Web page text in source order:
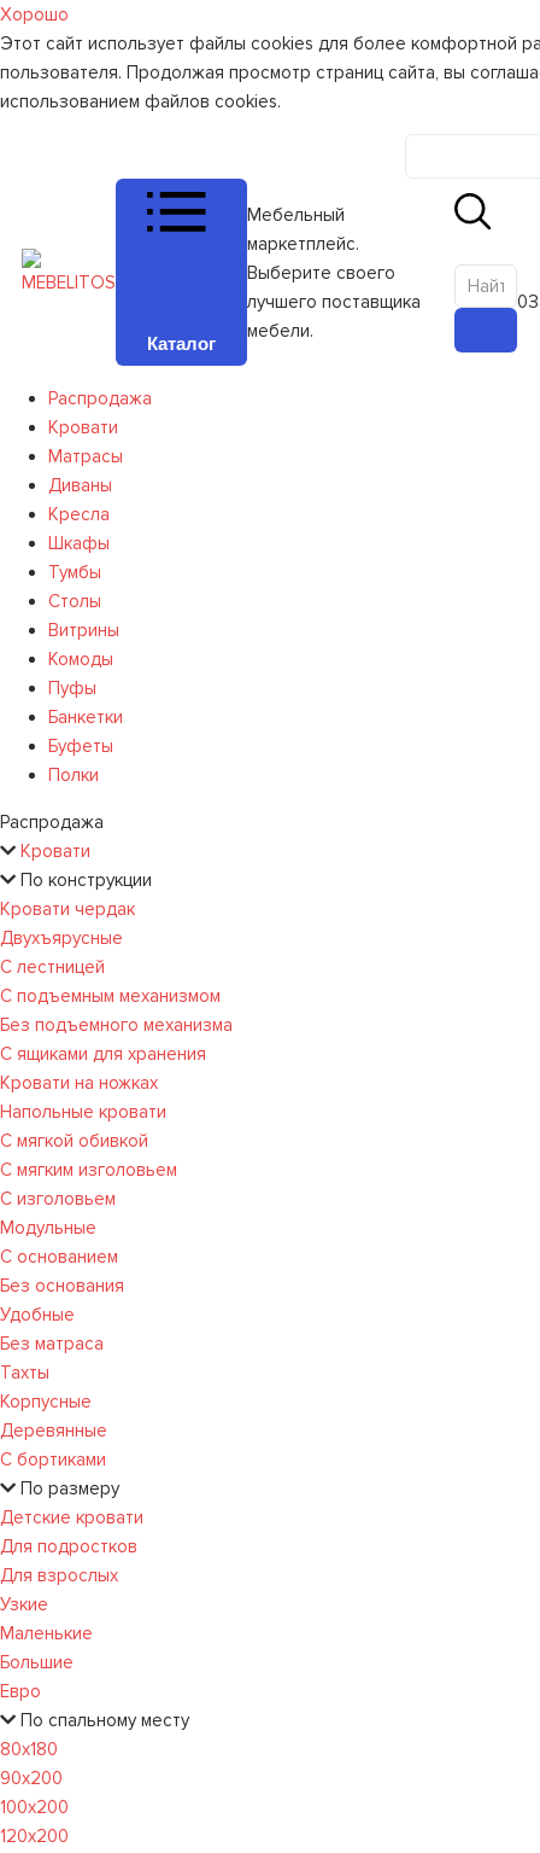
Хорошо
Этот сайт использует файлы cookies для более комфортной
пользователя. Продолжая просмотр страниц сайта, вы
использованием файлов cookies.
Каталог
Мебельный
маркетплейс.
Выберите своего
лучшего поставщика
мебели.
0
Распродажа
Кровати
Матрасы
Диваны
Кресла
Шкафы
Тумбы
Столы
Витрины
Комоды
Пуфы
Банкетки
Буфеты
Полки
Распродажа
Кровати
По конструкции
Кровати чердак
Двухъярусные
С лестницей
С подъемным механизмом
Без подъемного механизма
С ящиками для хранения
Кровати на ножках
Напольные кровати
С мягкой обивкой
С мягким изголовьем
С изголовьем
Модульные
С основанием
Без основания
Удобные
Без матраса
Тахты
Корпусные
Деревянные
С бортиками
По размеру
Детские кровати
Для подростков
Для взрослых
Узкие
Маленькие
Большие
Евро
По спальному месту
80х180
90х200
100х200
120x200